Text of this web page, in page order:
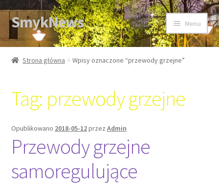
Przejdź
do
nawigacji
Przejdź
do
treści
SmykNews Menu
Strona główna
Strona główna Wpisy oznaczone “przewody grzejne”
Tag: przewody grzejne
Opublikowano 2018-05-12przez Admin
Przewody grzejne
samoregulujące